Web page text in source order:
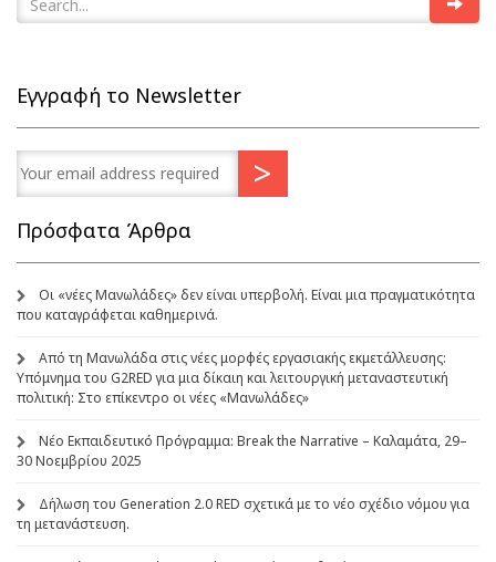
Εγγραφή το Newsletter
Πρόσφατα Άρθρα
Οι «νέες Μανωλάδες» δεν είναι υπερβολή. Είναι μια πραγματικότητα
που καταγράφεται καθημερινά.
Από τη Μανωλάδα στις νέες μορφές εργασιακής εκμετάλλευσης:
Υπόμνημα του G2RED για μια δίκαιη και λειτουργική μεταναστευτική
πολιτική: Στο επίκεντρο οι νέες «Μανωλάδες»
Νέο Εκπαιδευτικό Πρόγραμμα: Break the Narrative – Καλαμάτα, 29–
30 Νοεμβρίου 2025
Δήλωση του Generation 2.0 RED σχετικά με το νέο σχέδιο νόμου για
τη μετανάστευση.